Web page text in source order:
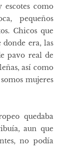
escotes como
pequeños
Chicos que
era, las
pavo real de
así como
mujeres
quedaba
aun que
no podía